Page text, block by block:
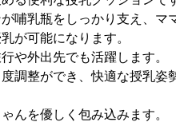
哺乳瓶をしっかり支え、マ
が可能になります。
や外出先でも活躍します。
調整ができ、快適な授乳姿
んを優しく包み込みます。